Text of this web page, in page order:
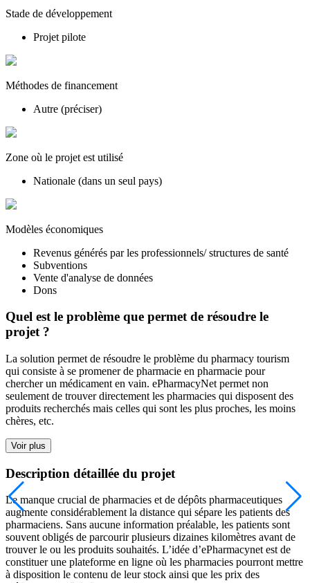
Stade de développement
Projet pilote
Méthodes de financement
Autre (préciser)
Zone où le projet est utilisé
Nationale (dans un seul pays)
Modèles économiques
Revenus générés par les professionnels/ structures de santé
Subventions
Vente d'analyse de données
Dons
Quel est le problème que permet de résoudre le
projet ?
La solution permet de résoudre le problème du pharmacy tourism
qui consiste à se promener de pharmacie en pharmacie pour
chercher un médicament en vain. ePharmacyNet permet non
seulement de trouver directement les pharmacies qui disposent des
produits recherchés mais celles qui sont les plus proches, les moins
chères, etc.
Voir plus
Description détaillée du projet
Le manque crucial de pharmacies et de dépôts pharmaceutiques
augmente considérablement la distance qui sépare les patients des
pharmaciens. Sans aucune information préalable, les patients sont
souvent obligés de parcourir plusieurs dizaines kilomètres avant de
trouver le ou les produits souhaités. L’idée d’ePharmacynet est de
constituer une plateforme en ligne où les pharmacies pourront mettre
à disposition le contenu de leur stock ainsi que les prix des